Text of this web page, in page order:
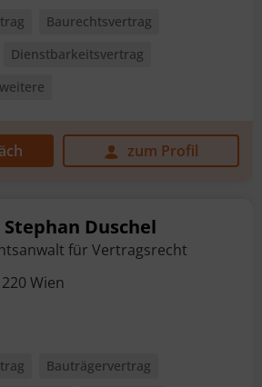
Baurechtsvertrag
Dienstbarkeitsvertrag
zum Profil
Stephan Duschel
für Vertragsrecht
Wien
Bauträgervertrag